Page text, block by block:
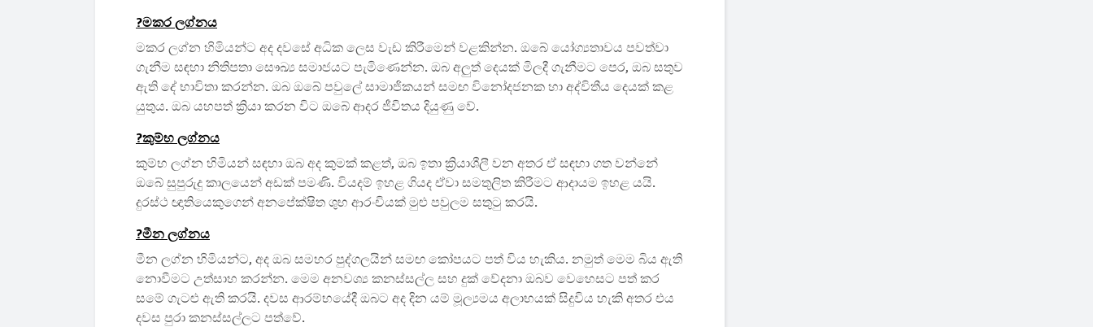
?️මකර ලග්නය
මකර ලග්න හිමියන්ට අද දවසේ අධික ලෙස වැඩ කිරීමෙන් වළකින්න. ඔබේ යෝග්‍යතාවය පවත්වා
ගැනීම සඳහා නිතිපතා සෞඛ්‍ය සමාජයට පැමිණෙන්න. ඔබ අලුත් දෙයක් මිලදී ගැනීමට පෙර, ඔබ සතුව
ඇති දේ භාවිතා කරන්න. ඔබ ඔබේ පවුලේ සාමාජිකයන් සමඟ විනෝදජනක හා අද්විතීය දෙයක් කළ
යුතුය. ඔබ යහපත් ක්‍රියා කරන විට ඔබේ ආදර ජීවිතය දියුණු වේ.
?️කුම්භ ලග්නය
කුම්භ ලග්න හිමියන් සඳහා ඔබ අද කුමක් කළත්, ඔබ ඉතා ක්‍රියාශීලී වන අතර ඒ සඳහා ගත වන්නේ
ඔබේ සුපුරුදු කාලයෙන් අඩක් පමණි. වියදම් ඉහළ ගියද ඒවා සමතුලිත කිරීමට ආදායම ඉහළ යයි.
දුරස්ථ ඥාතියෙකුගෙන් අනපේක්ෂිත ශුභ ආරංචියක් මුළු පවුලම සතුටු කරයි.
?️මීන ලග්නය
මීන ලග්න හිමියන්ට, අද ඔබ සමහර පුද්ගලයින් සමඟ කෝපයට පත් විය හැකිය. නමුත් මෙම බිය ඇති
නොවීමට උත්සාහ කරන්න. මෙම අනවශ්‍ය කනස්සල්ල සහ දුක් වේදනා ඔබව වෙහෙසට පත් කර
සමේ ගැටළු ඇති කරයි. දවස ආරම්භයේදී ඔබට අද දින යම් මූල්‍යමය අලාභයක් සිදුවිය හැකි අතර එය
දවස පුරා කනස්සල්ලට පත්වේ.